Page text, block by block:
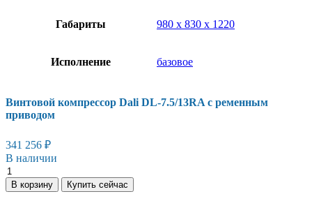
Габариты 980 x 830 x 1220
Исполнение базовое
Винтовой компрессор Dali DL-7.5/13RA с ременным
приводом
341 256 ₽
В наличии
Винтовой
компрессор
Dali
В корзину Купить сейчас